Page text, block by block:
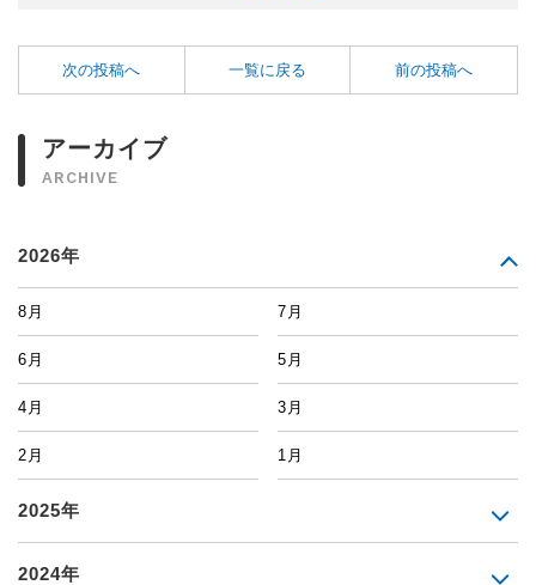
次の投稿へ 一覧に戻る 前の投稿へ
アーカイブ
ARCHIVE
2026年
8月 7月
6月 5月
4月 3月
2月 1月
2025年
2024年